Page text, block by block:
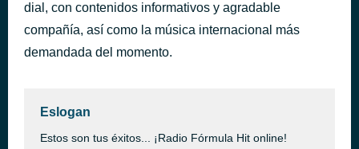
dial, con contenidos informativos y agradable
compañía, así como la música internacional más
demandada del momento.
Eslogan
Estos son tus éxitos... ¡Radio Fórmula Hit online!